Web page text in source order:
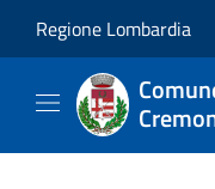
Regione Lombardia